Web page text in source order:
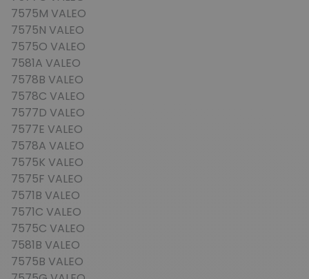
7575M VALEO
7575N VALEO
7575O VALEO
7581A VALEO
7578B VALEO
7578C VALEO
7577D VALEO
7577E VALEO
7578A VALEO
7575K VALEO
7575F VALEO
7571B VALEO
7571C VALEO
7575C VALEO
7581B VALEO
7575B VALEO